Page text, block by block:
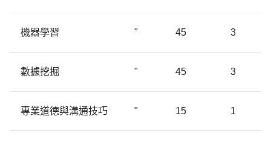
機器學習 " 45 3
數據挖掘 " 45 3
專業道德與溝通技巧 " 15 1